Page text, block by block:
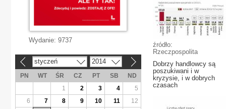
źródło:
Rzeczpospolita
Dobrzy handlowcy są
poszukiwani i w
kryzysie, i w dobrych
czasach
Wydanie: 9737
styczeń 2014
PN WT ŚR CZ PT SB
ND
1
2 3 4
5
6
7 8 9 10 11
12